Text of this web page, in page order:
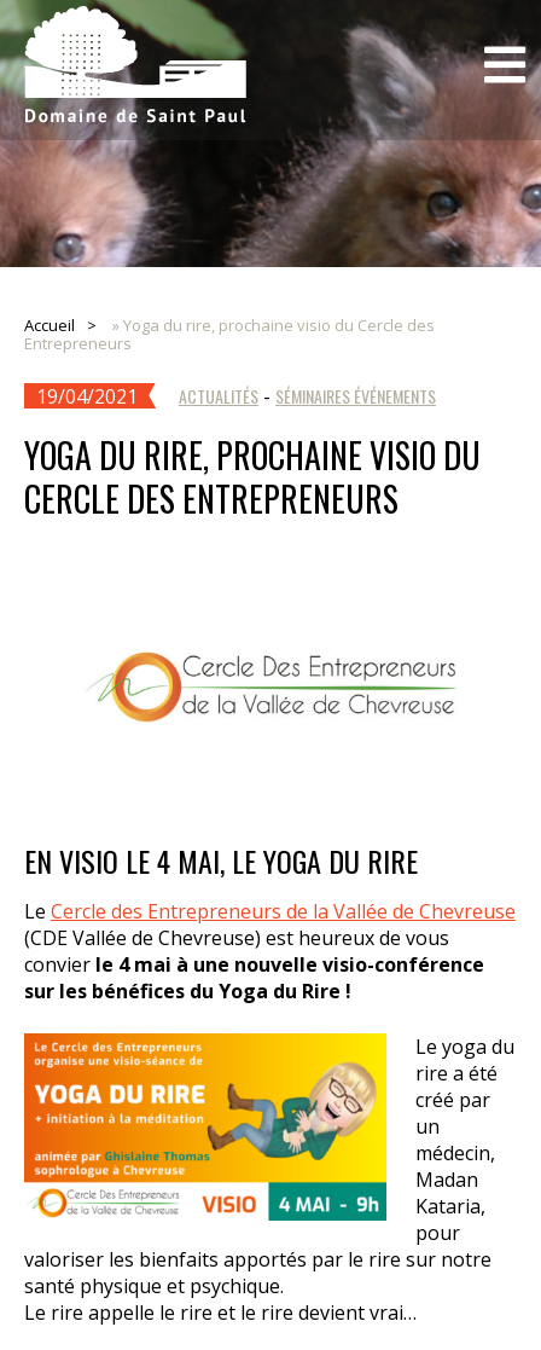
Accueil »Yoga du rire, prochaine visio du Cercle des
Entrepreneurs
19/04/2021 ACTUALITÉS - SÉMINAIRES ÉVÉNEMENTS
YOGA DU RIRE, PROCHAINE VISIO DU
CERCLE DES ENTREPRENEURS
EN VISIO LE 4 MAI, LE YOGA DU RIRE
Le Cercle des Entrepreneurs de la Vallée de Chevreuse
(CDE Vallée de Chevreuse) est heureux de vous
convier le 4 mai à une nouvelle visio-conférence
sur les bénéfices du Yoga du Rire !
Le yoga du
rire a été
créé par
un
médecin,
Madan
Kataria,
pour
valoriser les bienfaits apportés par le rire sur notre
santé physique et psychique.
Le rire appelle le rire et le rire devient vrai…